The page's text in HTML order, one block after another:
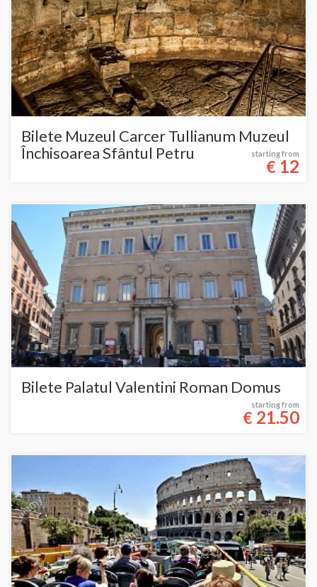
Bilete Muzeul Carcer Tullianum Muzeul
Închisoarea Sfântul Petru
starting from
€ 12
Bilete Palatul Valentini Roman Domus
starting from
€ 21.50